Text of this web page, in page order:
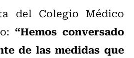
del Colegio Médico
“Hemos conversado
de las medidas que